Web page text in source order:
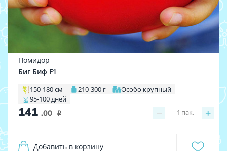
Помидор
Биг Биф F1
150-180 см 210-300 г
Особо крупный
95-100 дней
141 .00 i − +
1 пак.
Добавить в корзину